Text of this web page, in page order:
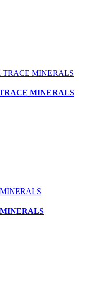
TRACE MINERALS